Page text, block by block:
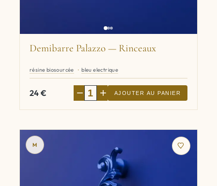
Demibarre Palazzo — Rinceaux
résine biosourcée bleu electrique
24€ − + AJOUTER AU PANIER
M